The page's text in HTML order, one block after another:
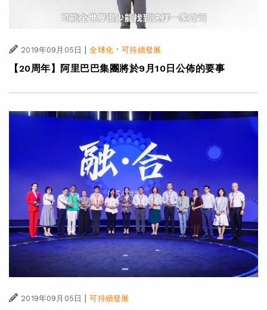
2019年09月05日 | 全球化·可持續發展
【20周年】阿里巴巴集團將於9月10日公佈的要事
2019年09月05日 | 可持續發展